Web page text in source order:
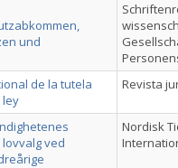
und
de la tutela
ley
Revista
ved
Nordisk